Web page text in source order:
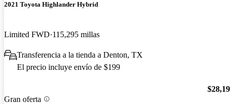
2021 Toyota Highlander Hybrid
Limited FWD 115,295 millas
Transferencia a la tienda a Denton, TX
El precio incluye envío de $199
Gran oferta